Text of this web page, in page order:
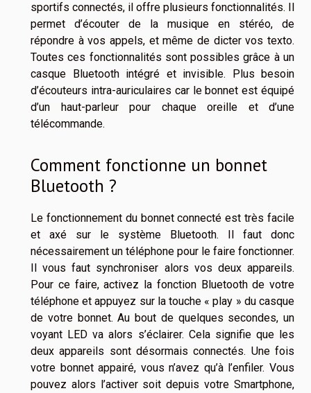
sportifs connectés, il offre plusieurs fonctionnalités. Il
permet d’écouter de la musique en stéréo, de
répondre à vos appels, et même de dicter vos texto.
Toutes ces fonctionnalités sont possibles grâce à un
casque Bluetooth intégré et invisible. Plus besoin
d’écouteurs intra-auriculaires car le bonnet est équipé
d’un haut-parleur pour chaque oreille et d’une
télécommande.
Comment fonctionne un bonnet
Bluetooth ?
Le fonctionnement du bonnet connecté est très facile
et axé sur le système Bluetooth. Il faut donc
nécessairement un téléphone pour le faire fonctionner.
Il vous faut synchroniser alors vos deux appareils.
Pour ce faire, activez la fonction Bluetooth de votre
téléphone et appuyez sur la touche « play » du casque
de votre bonnet. Au bout de quelques secondes, un
voyant LED va alors s’éclairer. Cela signifie que les
deux appareils sont désormais connectés. Une fois
votre bonnet appairé, vous n’avez qu’à l’enfiler. Vous
pouvez alors l’activer soit depuis votre Smartphone,